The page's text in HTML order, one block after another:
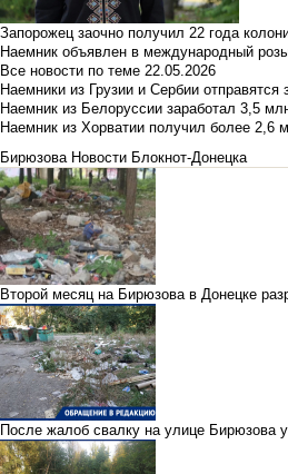
Запорожец заочно получил 22 года
Наемник объявлен в международный
Все новости по теме 22.05.2026
Наемники из Грузии и Сербии
Наемник из Белоруссии заработал 3,5
Наемник из Хорватии получил более 2,6
Бирюзова Новости Блокнот-Донецка
Второй месяц на Бирюзова в Донецке
После жалоб свалку на улице Бирюзова